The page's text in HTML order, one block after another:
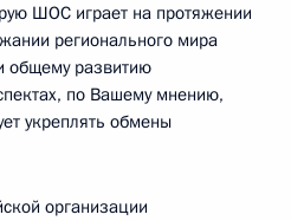
ШОС играет на протяжении
регионального мира
общему развитию
по Вашему мнению,
укреплять обмены
организации